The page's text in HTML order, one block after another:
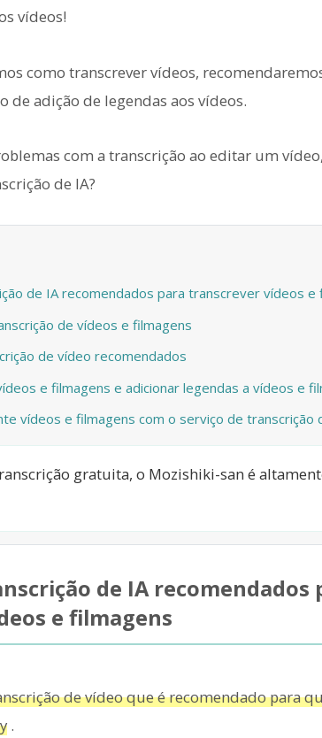
vídeos!
como transcrever vídeos,
de adição de legendas aos vídeos.
com a transcrição ao editar um
de IA?
de IA recomendados para transcrever vídeos e
de vídeos e filmagens
de vídeo recomendados
e filmagens e adicionar legendas a vídeos e
vídeos e filmagens com o serviço de transcrição
gratuita, o Mozishiki-san é
de IA recomendados
e filmagens
de vídeo que é recomendado para
.